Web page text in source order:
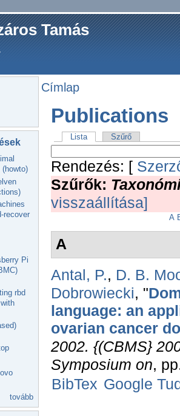
Tamás
recover
Pi
rbd
tovább
Címlap
Publications
Lista Szűrő
Rendezés: [
Szűrők:
visszaállítása]
A
A
Antal, P., D. B.
Dobrowiecki, "
language: an
ovarian cancer
2002. {(CBMS}
Symposium on,
BibTex Google